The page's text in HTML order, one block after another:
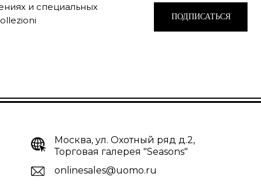
ПОДПИСАТЬСЯ
и специальных
onlinesales@uomo.ru
Москва, ул. Охотный ряд д.2,
Торговая галерея "Seasons"